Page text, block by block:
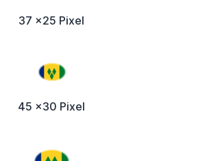
37 x25 Pixel
45 x30 Pixel